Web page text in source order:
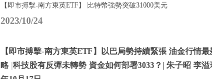
【即市搏擊-南方東英ETF】 比特幣強勢突破31000美元
2023/10/24
【即市搏擊-南方東英ETF】以巴局勢持續緊張 油金行情
略 |科技股有反彈未轉勢 資金如何部署3033？| 朱子昭 李溢